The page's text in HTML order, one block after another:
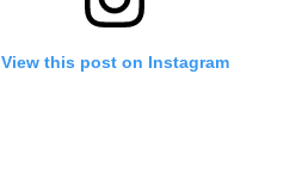
View this post on Instagram